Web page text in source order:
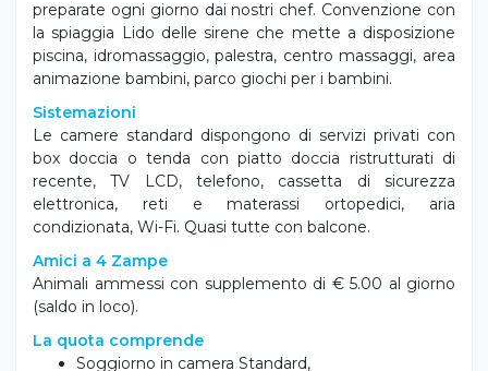
preparate ogni giorno dai nostri chef. Convenzione con
la spiaggia Lido delle sirene che mette a disposizione
piscina, idromassaggio, palestra, centro massaggi, area
animazione bambini, parco giochi per i bambini.
Sistemazioni
Le camere standard dispongono di servizi privati con
box doccia o tenda con piatto doccia ristrutturati di
recente, TV LCD, telefono, cassetta di sicurezza
elettronica, reti e materassi ortopedici, aria
condizionata, Wi-Fi. Quasi tutte con balcone.
Amici a 4 Zampe
Animali ammessi con supplemento di € 5.00 al giorno
(saldo in loco).
La quota comprende
Soggiorno in camera Standard,